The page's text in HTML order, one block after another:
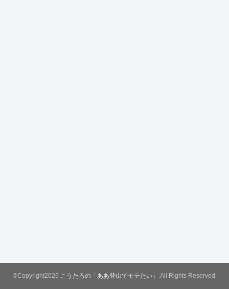
©Copyright2026 こうたろの「ああ登山でモテたい」 .All Rights Reserved.